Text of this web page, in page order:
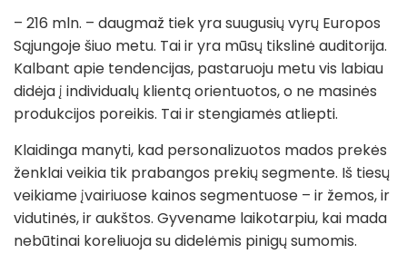
– 216 mln. – daugmaž tiek yra suugusių vyrų Europos
Sąjungoje šiuo metu. Tai ir yra mūsų tikslinė auditorija.
Kalbant apie tendencijas, pastaruoju metu vis labiau
didėja į individualų klientą orientuotos, o ne masinės
produkcijos poreikis. Tai ir stengiamės atliepti.
Klaidinga manyti, kad personalizuotos mados prekės
ženklai veikia tik prabangos prekių segmente. Iš tiesų
veikiame įvairiuose kainos segmentuose – ir žemos, ir
vidutinės, ir aukštos. Gyvename laikotarpiu, kai mada
nebūtinai koreliuoja su didelėmis pinigų sumomis.